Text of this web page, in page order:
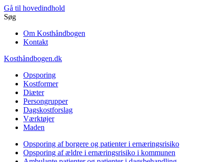
Gå til hovedindhold
Søg
Om Kosthåndbogen
Kontakt
Kosthåndbogen.dk
Opsporing
Kostformer
Diæter
Persongrupper
Dagskostforslag
Værktøjer
Maden
Opsporing af borgere og patienter i ernæringsrisiko
Opsporing af ældre i ernæringsrisiko i kommunen